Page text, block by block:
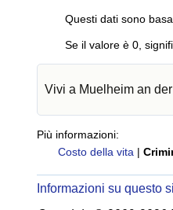
Questi dati sono
Se il valore è 0,
Vivi a Muelheim an
Più informazioni:
Costo della vita |
Informazioni su questo